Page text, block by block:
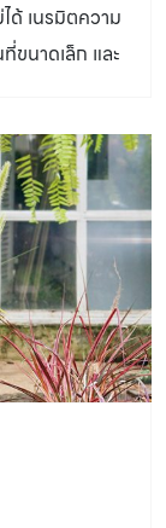
ด้ เนรมิตความ
ขนาดเล็ก และ